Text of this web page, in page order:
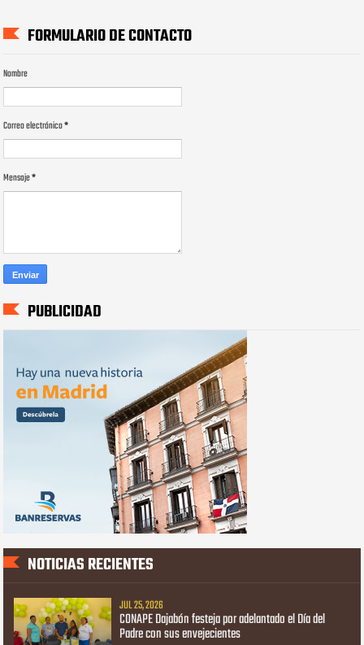
FORMULARIO DE CONTACTO
Nombre
Correo electrónico*
Mensaje*
PUBLICIDAD
NOTICIAS RECIENTES
JUL 25, 2026
CONAPE Dajabón festeja por adelantado el Día del
Padre con sus envejecientes